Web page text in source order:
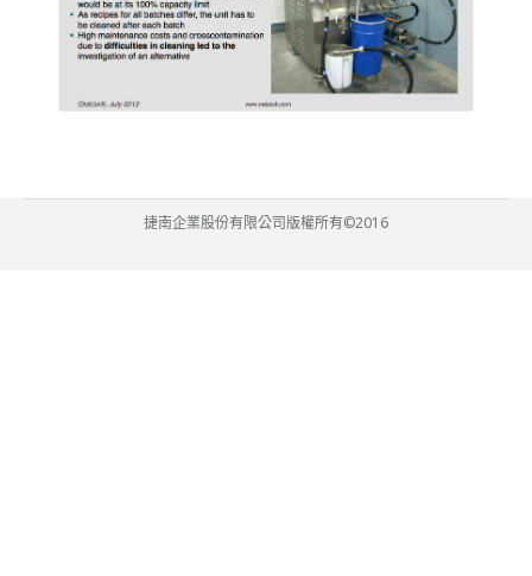
捷南企業股份有限公司版權所有©2016